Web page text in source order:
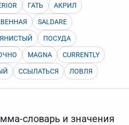
ГАТЬ АКРИЛ
SALDARE
ПОСУДА
MAGNA CURRENTLY
ССЫЛАТЬСЯ ЛОВЛЯ
словарь и значения